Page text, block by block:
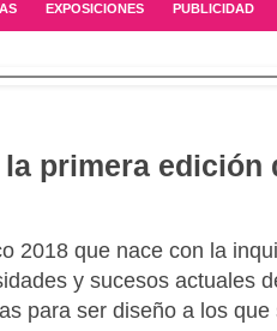
EXPOSICIONES PUBLICIDAD
primera edición
2018 que nace con la
y sucesos actuales
para ser diseño a los que